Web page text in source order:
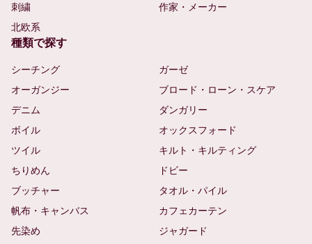
刺繍
作家・メーカー
北欧系
種類で探す
シーチング
ガーゼ
オーガンジー
ブロード・ローン・スケア
デニム
ダンガリー
ボイル
オックスフォード
ツイル
キルト・キルティング
ちりめん
ドビー
ブッチャー
タオル・パイル
帆布・キャンバス
カフェカーテン
先染め
ジャガード